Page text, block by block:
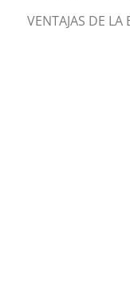
VENTAJAS DE LA